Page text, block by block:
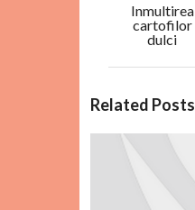
Inmultirea
cartofilor
dulci
Related Posts
C